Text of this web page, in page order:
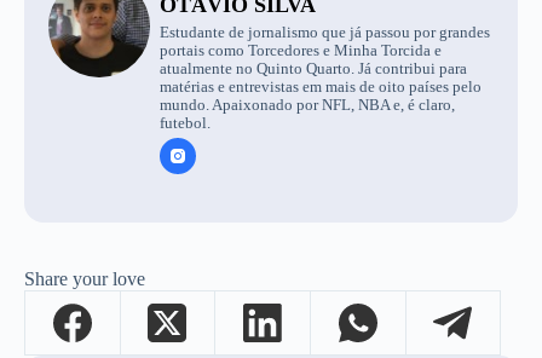
Estudante de jornalismo que já passou por grandes
portais como Torcedores e Minha Torcida e
atualmente no Quinto Quarto. Já contribui para
matérias e entrevistas em mais de oito países pelo
mundo. Apaixonado por NFL, NBA e, é claro,
futebol.
Share your love